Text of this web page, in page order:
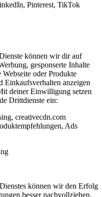
Pinterest, TikTok
können wir dir auf
gesponserte Inhalte
oder Produkte
Einkaufsverhalten anzeigen
deiner Einwilligung setzen
Drittdienste ein:
creativecdn.com
Ads
können wir den Erfolg
besser nachvollziehen,